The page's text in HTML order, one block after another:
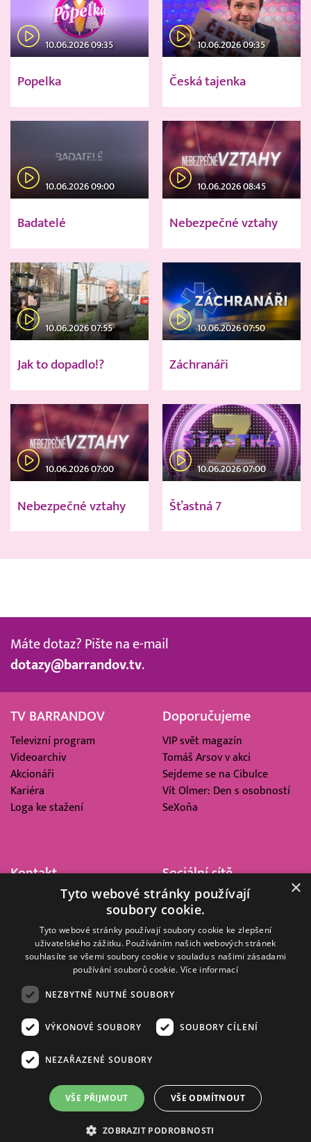
10.06.2026 09:35
Popelka
10.06.2026 09:35
Česká tajenka
10.06.2026 09:00
Badatelé
10.06.2026 08:45
Nebezpečné vztahy
10.06.2026 07:55
Jak to dopadlo!?
10.06.2026 07:50
Záchranáři
10.06.2026 07:00
Nebezpečné vztahy
10.06.2026 07:00
Šťastná 7
Máte dotaz? Pište na e-mail
dotazy@barrandov.tv.
TV BARRANDOV
Televizní program
Videoarchiv
Akcionáři
Kariéra
Loga ke stažení
Doporučujeme
VIP svět magazín
Tomáš Arsov v akci
Sejdeme se na Cibulce
Vít Olmer: Den s osobností
SeXoňa
Kontakt
Barrandov Televizní Studio,
Kříženeckého nám. 322
152 00 Praha 5
IČ 416 93 311
Sociální sítě
© 2008–2026 EMPRESA MEDIA, a.s. Všechna práva vyhrazena.
Zásady ochrany osobních a dalších zpracovávaných údajů
Informace o měření sledovanosti videa ve video archivu
Nielsen Digital Measurement
. Využíváme grafické podklady z
depositphotos.com .
×
Tyto webové stránky používají
soubory cookie.
Tyto webové stránky používají soubory cookie ke zlepšení
uživatelského zážitku. Používáním našich webových stránek
souhlasíte se všemi soubory cookie v souladu s našimi zásadami
používání souborů cookie. Více informací
NEZBYTNĚ NUTNÉ SOUBORY
VÝKONOVÉ SOUBORY SOUBORY CÍLENÍ
NEZAŘAZENÉ SOUBORY
VŠE PŘIJMOUT VŠE ODMÍTNOUT
ZOBRAZIT PODROBNOSTI